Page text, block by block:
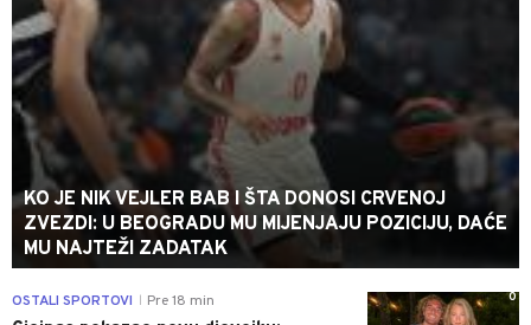
KO JE NIK VEJLER BAB I ŠTA DONOSI CRVENOJ
ZVEZDI: U BEOGRADU MU MIJENJAJU POZICIJU, DAĆE
MU NAJTEŽI ZADATAK
0
OSTALI SPORTOVI Pre 18 min